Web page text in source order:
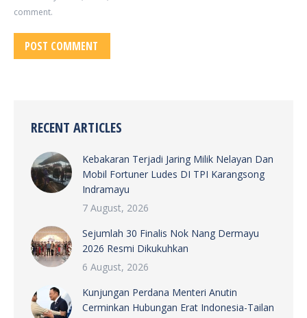
comment.
POST COMMENT
RECENT ARTICLES
Kebakaran Terjadi Jaring Milik Nelayan Dan
Mobil Fortuner Ludes DI TPI Karangsong
Indramayu
7 August, 2026
Sejumlah 30 Finalis Nok Nang Dermayu
2026 Resmi Dikukuhkan
6 August, 2026
Kunjungan Perdana Menteri Anutin
Cerminkan Hubungan Erat Indonesia-Tailan